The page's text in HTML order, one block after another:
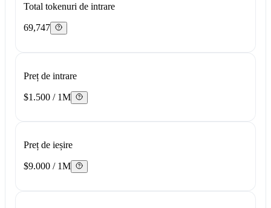
Total tokenuri de intrare
69,747
Preț de intrare
$1.500 / 1M
Preț de ieșire
$9.000 / 1M